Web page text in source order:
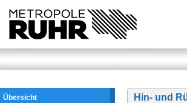
Übersicht Hin- und